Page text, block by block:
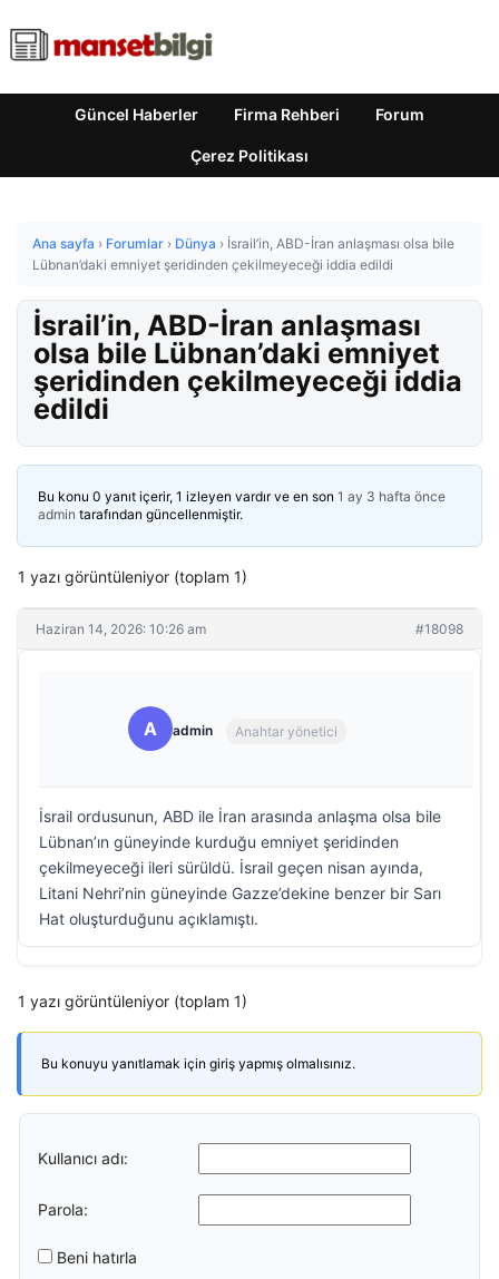
Güncel Haberler Firma Rehberi Forum
Çerez Politikası
Ana sayfa › Forumlar › Dünya › İsrail’in, ABD-İran anlaşması olsa bile
Lübnan’daki emniyet şeridinden çekilmeyeceği iddia edildi
İsrail’in, ABD-İran anlaşması
olsa bile Lübnan’daki emniyet
şeridinden çekilmeyeceği iddia
edildi
Bu konu 0 yanıt içerir, 1 izleyen vardır ve en son 1 ay 3 hafta önce
admin tarafından güncellenmiştir.
1 yazı görüntüleniyor (toplam 1)
Haziran 14, 2026: 10:26 am #18098
A admin Anahtar yönetici
İsrail ordusunun, ABD ile İran arasında anlaşma olsa bile
Lübnan’ın güneyinde kurduğu emniyet şeridinden
çekilmeyeceği ileri sürüldü. İsrail geçen nisan ayında,
Litani Nehri’nin güneyinde Gazze’dekine benzer bir Sarı
Hat oluşturduğunu açıklamıştı.
1 yazı görüntüleniyor (toplam 1)
Bu konuyu yanıtlamak için giriş yapmış olmalısınız.
Kullanıcı adı:
Parola:
Beni hatırla